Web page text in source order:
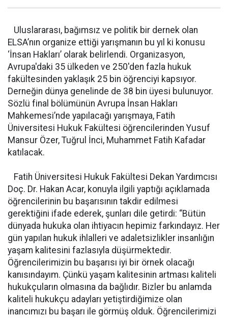
Uluslararası, bağımsız ve politik bir dernek olan
ELSA’nın organize ettiği yarışmanın bu yıl ki konusu
‘İnsan Hakları’ olarak belirlendi. Organizasyon,
Avrupa'daki 35 ülkeden ve 250'den fazla hukuk
fakültesinden yaklaşık 25 bin öğrenciyi kapsıyor.
Derneğin dünya genelinde de 38 bin üyesi bulunuyor.
Sözlü final bölümünün Avrupa İnsan Hakları
Mahkemesi’nde yapılacağı yarışmaya, Fatih
Üniversitesi Hukuk Fakültesi öğrencilerinden Yusuf
Mansur Özer, Tuğrul İnci, Muhammet Fatih Kafadar
katılacak.
Fatih Üniversitesi Hukuk Fakültesi Dekan Yardımcısı
Doç. Dr. Hakan Acar, konuyla ilgili yaptığı açıklamada
öğrencilerinin bu başarısının takdir edilmesi
gerektiğini ifade ederek, şunları dile getirdi: “Bütün
dünyada hukuka olan ihtiyacın hepimiz farkındayız. Her
gün yapılan hukuk ihlalleri ve adaletsizlikler insanlığın
yaşam kalitesini fazlasıyla düşürmektedir.
Öğrencilerimizin bu başarısı iyi bir örnek olacağı
kanısındayım. Çünkü yaşam kalitesinin artması kaliteli
hukukçuların olmasına da bağlıdır. Bizler bu anlamda
kaliteli hukukçu adayları yetiştirdiğimize olan
inancımızı bu başarı ile görmüş olduk. Öğrencilerimizi